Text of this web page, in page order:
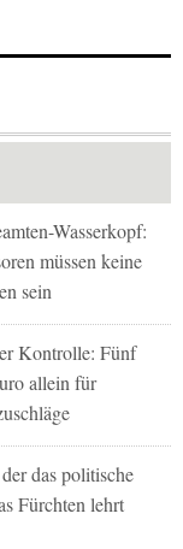
Wasserkopf:
müssen keine
sein
Kontrolle: Fünf
allein für
das politische
Fürchten lehrt